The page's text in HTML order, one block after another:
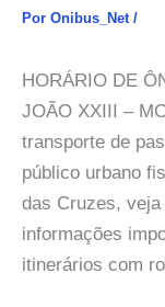
Por Onibus_Net /
HORÁRIO DE
JOÃO XXIII –
transporte de
público urbano
das Cruzes,
informações
itinerários com